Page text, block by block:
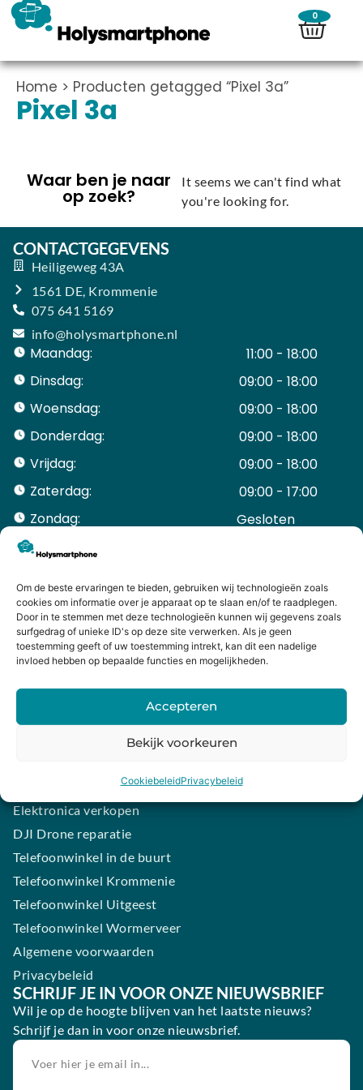
Om de beste ervaringen te bieden, gebruiken wij technologieën zoals
cookies om informatie over je apparaat op te slaan en/of te raadplegen.
Door in te stemmen met deze technologieën kunnen wij gegevens zoals
surfgedrag of unieke ID's op deze site verwerken. Als je geen
toestemming geeft of uw toestemming intrekt, kan dit een nadelige
invloed hebben op bepaalde functies en mogelijkheden.
Accepteren
Bekijk voorkeuren
CookiebeleidPrivacybeleid
0
Home > Producten getagged “Pixel 3a”
Pixel 3a
Waar ben je naar
op zoek?
It seems we can't find what
you're looking for.
CONTACTGEGEVENS
Heiligeweg 43A
1561 DE, Krommenie
075 641 5169
info@holysmartphone.nl
Maandag:
11:00 - 18:00
Dinsdag:
09:00 - 18:00
Woensdag:
09:00 - 18:00
Donderdag:
09:00 - 18:00
Vrijdag:
09:00 - 18:00
Zaterdag:
09:00 - 17:00
Zondag:
Gesloten ​ ​ ​ ​ ​ ​ ​
ACCOUNT
Mijn Account
Bestellingen
Mijn winkelwagen
HANDIGE LINKS
Levering en retourneren
Garantie
Contact
Samsung smartphone laten maken
Elektronica verkopen
DJI Drone reparatie
Telefoonwinkel in de buurt
Telefoonwinkel Krommenie
Telefoonwinkel Uitgeest
Telefoonwinkel Wormerveer
Algemene voorwaarden
Privacybeleid
SCHRIJF JE IN VOOR ONZE NIEUWSBRIEF
Wil je op de hoogte blijven van het laatste nieuws?
Schrijf je dan in voor onze nieuwsbrief.